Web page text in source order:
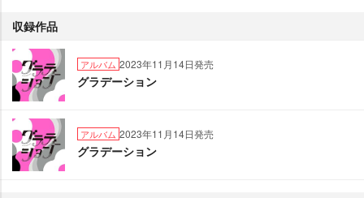
収録作品
アルバム 2023年11月14日発売
グラデーション
アルバム 2023年11月14日発売
グラデーション